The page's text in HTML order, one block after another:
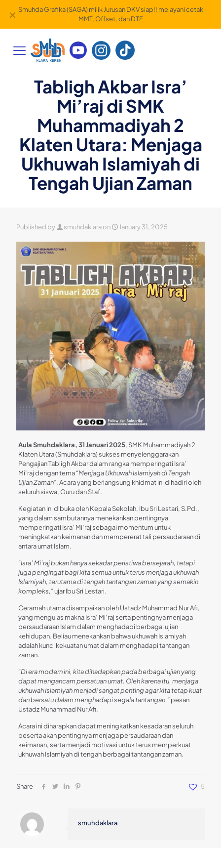
Smuhda Grafika (SAGA) milik Jurusan DKV siap!! melayani cetak
MMT, Offset, dan DTF
✕
Tabligh Akbar Isra’
Mi’raj di SMK
Muhammadiyah 2
Klaten Utara: Menjaga
Ukhuwah Islamiyah di
Tengah Ujian Zaman
Published by smuhdaklaraon January 31, 2025
Aula Smuhdaklara, 31 Januari 2025, SMK Muhammadiyah 2
Klaten Utara (Smuhdaklara) sukses menyelenggarakan
Pengajian Tabligh Akbar dalam rangka memperingati Isra’
Mi’raj dengan tema“Menjaga Ukhuwah Islamiyah di Tengah
Ujian Zaman”. Acara yang berlangsung khidmat ini dihadiri oleh
seluruh siswa, Guru dan Staf.
Kegiatan ini dibuka oleh Kepala Sekolah, Ibu Sri Lestari, S.Pd.,
yang dalam sambutannya menekankan pentingnya
memperingati Isra’ Mi’raj sebagai momentum untuk
meningkatkan keimanan dan mempererat tali persaudaraan di
antara umat Islam.
“Isra’ Mi’raj bukan hanya sekadar peristiwa bersejarah, tetapi
juga pengingat bagi kita semua untuk terus menjaga ukhuwah
Islamiyah, terutama di tengah tantangan zaman yang semakin
kompleks,”ujar Ibu Sri Lestari.
Ceramah utama disampaikan oleh Ustadz Muhammad Nur Afi,
yang mengulas makna Isra’ Mi’raj serta pentingnya menjaga
persaudaraan Islam dalam menghadapi berbagai ujian
kehidupan. Beliau menekankan bahwa ukhuwah Islamiyah
adalah kunci kekuatan umat dalam menghadapi tantangan
zaman.
“Di era modern ini, kita dihadapkan pada berbagai ujian yang
dapat mengancam persatuan umat. Oleh karena itu, menjaga
ukhuwah Islamiyah menjadi sangat penting agar kita tetap kuat
dan bersatu dalam menghadapi segala tantangan,”pesan
Ustadz Muhammad Nur Afi.
Acara ini diharapkan dapat meningkatkan kesadaran seluruh
peserta akan pentingnya menjaga persaudaraan dan
keimanan, serta menjadi motivasi untuk terus memperkuat
ukhuwah Islamiyah di tengah berbagai tantangan zaman.
Share 5
smuhdaklara